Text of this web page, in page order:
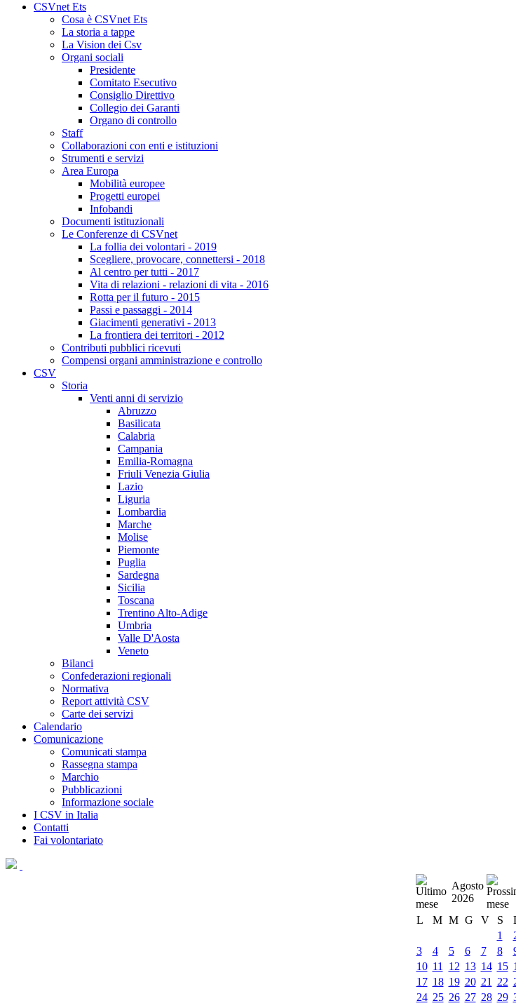
CSVnet Ets
Cosa è CSVnet Ets
La storia a tappe
La Vision dei Csv
Organi sociali
Presidente
Comitato Esecutivo
Consiglio Direttivo
Collegio dei Garanti
Organo di controllo
Staff
Collaborazioni con enti e istituzioni
Strumenti e servizi
Area Europa
Mobilità europee
Progetti europei
Infobandi
Documenti istituzionali
Le Conferenze di CSVnet
La follia dei volontari - 2019
Scegliere, provocare, connettersi - 2018
Al centro per tutti - 2017
Vita di relazioni - relazioni di vita - 2016
Rotta per il futuro - 2015
Passi e passaggi - 2014
Giacimenti generativi - 2013
La frontiera dei territori - 2012
Contributi pubblici ricevuti
Compensi organi amministrazione e controllo
CSV
Storia
Venti anni di servizio
Abruzzo
Basilicata
Calabria
Campania
Emilia-Romagna
Friuli Venezia Giulia
Lazio
Liguria
Lombardia
Marche
Molise
Piemonte
Puglia
Sardegna
Sicilia
Toscana
Trentino Alto-Adige
Umbria
Valle D'Aosta
Veneto
Bilanci
Confederazioni regionali
Normativa
Report attività CSV
Carte dei servizi
Calendario
Comunicazione
Comunicati stampa
Rassegna stampa
Marchio
Pubblicazioni
Informazione sociale
I CSV in Italia
Contatti
Fai volontariato
Agosto
2026
L
M M G V S
1
3
4 5 6 7 8
10 11 12 13 14 15
17 18 19 20 21 22
24 25 26 27 28 29